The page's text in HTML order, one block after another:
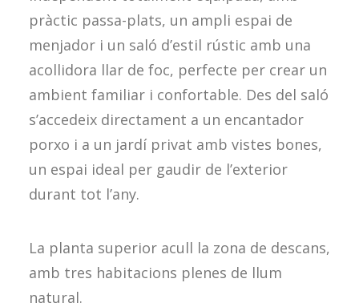
pràctic passa-plats, un ampli espai de
menjador i un saló d’estil rústic amb una
acollidora llar de foc, perfecte per crear un
ambient familiar i confortable. Des del saló
s’accedeix directament a un encantador
porxo i a un jardí privat amb vistes bones,
un espai ideal per gaudir de l’exterior
durant tot l’any.
La planta superior acull la zona de descans,
amb tres habitacions plenes de llum
natural.